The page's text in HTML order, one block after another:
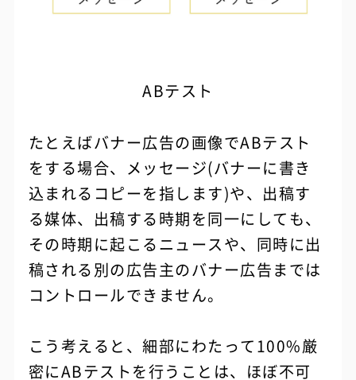
ABテスト
たとえばバナー広告の画像でABテスト
をする場合、メッセージ(バナーに書き
込まれるコピーを指します)や、出稿す
る媒体、出稿する時期を同一にしても、
その時期に起こるニュースや、同時に出
稿される別の広告主のバナー広告までは
コントロールできません。
こう考えると、細部にわたって100%厳
密にABテストを行うことは、ほぼ不可